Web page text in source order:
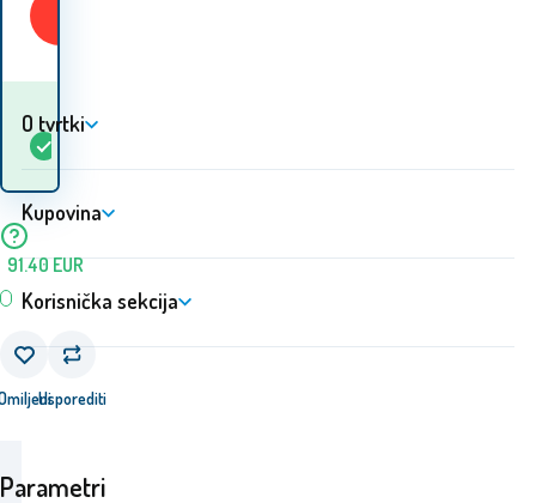
Na
91.40EUR
Usporediti
Parametri
O tvrtki
Kupovina
Korisnička sekcija